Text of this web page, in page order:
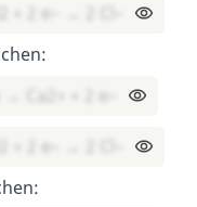
+ 2 e– → 2 Cl–
→ Ca2+ + 2 e–
+ 2 e– → 2 Cl–